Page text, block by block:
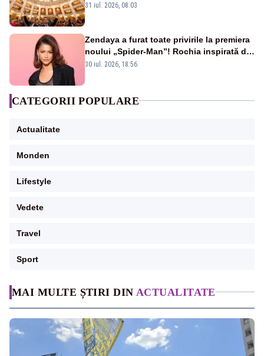
MAI MULTE ȘTIRI DIN ACTUALITATE
31 iul. 2026, 08:03
Zendaya a furat toate privirile la premiera
noului „Spider-Man”! Rochia inspirată de
pânza de păianjen a făcut senzație
30 iul. 2026, 18:56
CATEGORII POPULARE
Actualitate
Monden
Lifestyle
Vedete
Travel
Sport